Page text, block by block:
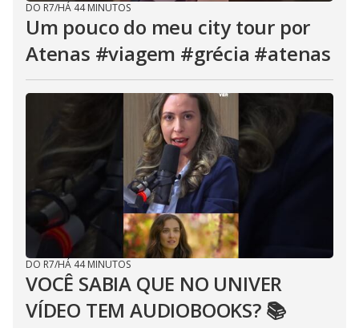
DO R7/HÁ 44 MINUTOS
Um pouco do meu city tour por
Atenas #viagem #grécia #atenas
DO R7/HÁ 44 MINUTOS
VOCÊ SABIA QUE NO UNIVER
VÍDEO TEM AUDIOBOOKS? 📚